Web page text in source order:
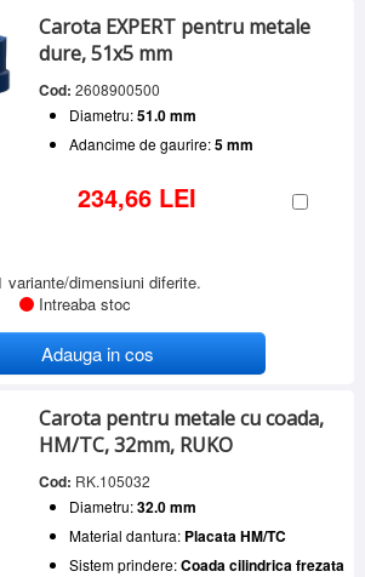
Carota EXPERT pentru metale
dure, 51x5 mm
Cod: 2608900500
Diametru:51.0 mm
Adancime de gaurire:5 mm
234,66 LEI
variante/dimensiuni diferite.
Intreaba stoc
Adauga in cos
Carota pentru metale cu coada,
HM/TC, 32mm, RUKO
Cod: RK.105032
Diametru:32.0 mm
Material dantura: Placata HM/TC
Sistem prindere:Coada cilindrica frezata